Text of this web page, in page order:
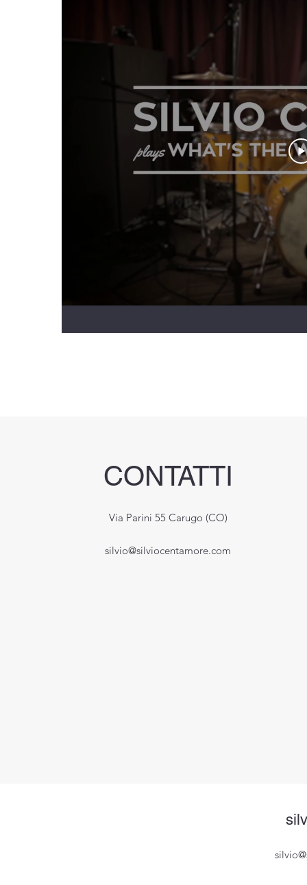
CONTATTI
Via Parini 55 Carugo (CO)
silvio@silviocentamore.com